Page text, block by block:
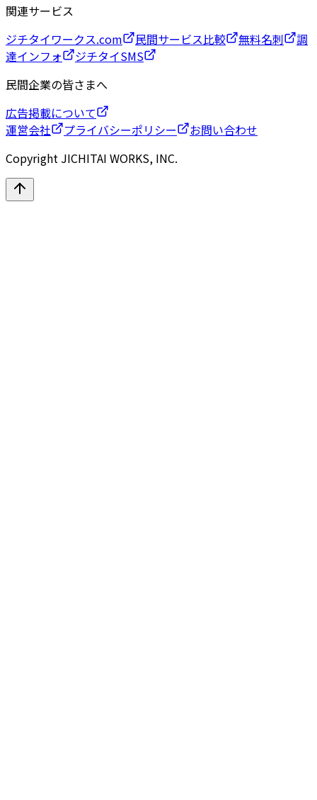
関連サービス
ジチタイワークス.com
民間サービス比較 無料名刺
調
達インフォ
ジチタイSMS
民間企業の皆さまへ
広告掲載について
運営会社
プライバシーポリシー
お問い合わせ
Copyright JICHITAI WORKS, INC.